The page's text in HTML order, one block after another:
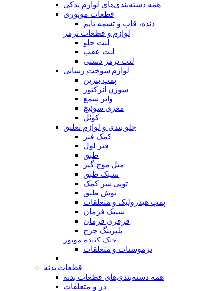
همه دسته‌بندی‌های لوازم یدکی
قطعات موتوری
دنده، قاب و تسمه تایم
لوازم و قطعات ترمز
لنت جلو
لنت عقب
لنت ترمز دستی
لوازم سوخت رسانی
پمپ بنزین
سوزن انژکتور
وایر شمع
مغزی سوئیچ
کوئل
جلو بندی و لوازم تعلیق
کمک فنر
فنر لول
طبق
میل موج گیر
سیبک طبق
توپی سر کمک
بوش طبق
پمپ هیدرولیک و متعلقات
سیبک فرمان
قرقری فرمان
بلبرینگ چرخ
خنک کننده موتور
ترموستات و متعلقات
قطعات بدنه
همه دسته‌بندی‌های قطعات بدنه
در و متعلقات